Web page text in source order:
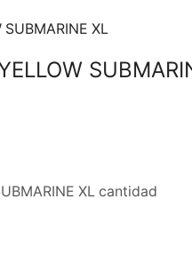
XL cantidad